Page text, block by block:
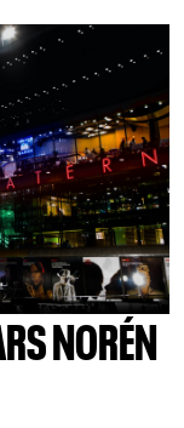
NORÉN